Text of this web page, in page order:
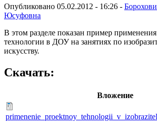
Опубликовано 05.02.2012 - 16:26 -
Юсуфовна
В этом разделе показан пример
технологии в ДОУ на занятиях по
искусству.
Скачать:
Вложение